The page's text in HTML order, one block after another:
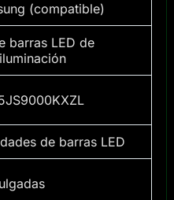
(compatible)
barras LED de
de barras LED